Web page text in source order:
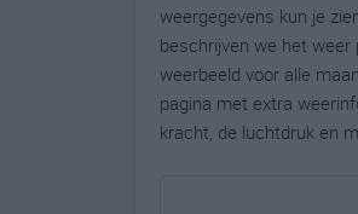
weergegevens kun je
beschrijven we het
weerbeeld voor alle
pagina met extra
kracht, de luchtdruk en